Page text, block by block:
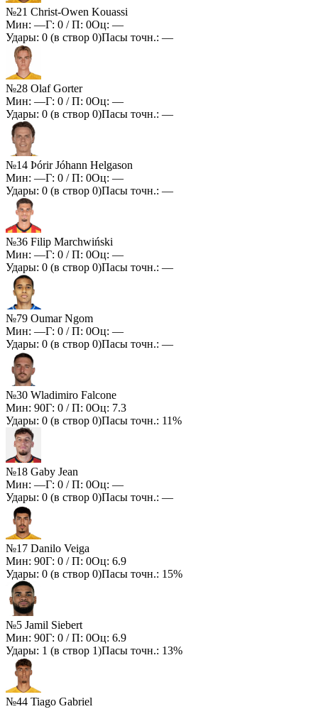
№21 Christ-Owen Kouassi
Мин: —Г: 0 / П: 0Оц: —
Удары: 0 (в створ 0)Пасы точн.: —
№28 Olaf Gorter
Мин: —Г: 0 / П: 0Оц: —
Удары: 0 (в створ 0)Пасы точн.: —
№14 Þórir Jóhann Helgason
Мин: —Г: 0 / П: 0Оц: —
Удары: 0 (в створ 0)Пасы точн.: —
№36 Filip Marchwiński
Мин: —Г: 0 / П: 0Оц: —
Удары: 0 (в створ 0)Пасы точн.: —
№79 Oumar Ngom
Мин: —Г: 0 / П: 0Оц: —
Удары: 0 (в створ 0)Пасы точн.: —
№30 Wladimiro Falcone
Мин: 90Г: 0 / П: 0Оц: 7.3
Удары: 0 (в створ 0)Пасы точн.: 11%
№18 Gaby Jean
Мин: —Г: 0 / П: 0Оц: —
Удары: 0 (в створ 0)Пасы точн.: —
№17 Danilo Veiga
Мин: 90Г: 0 / П: 0Оц: 6.9
Удары: 0 (в створ 0)Пасы точн.: 15%
№5 Jamil Siebert
Мин: 90Г: 0 / П: 0Оц: 6.9
Удары: 1 (в створ 1)Пасы точн.: 13%
№44 Tiago Gabriel